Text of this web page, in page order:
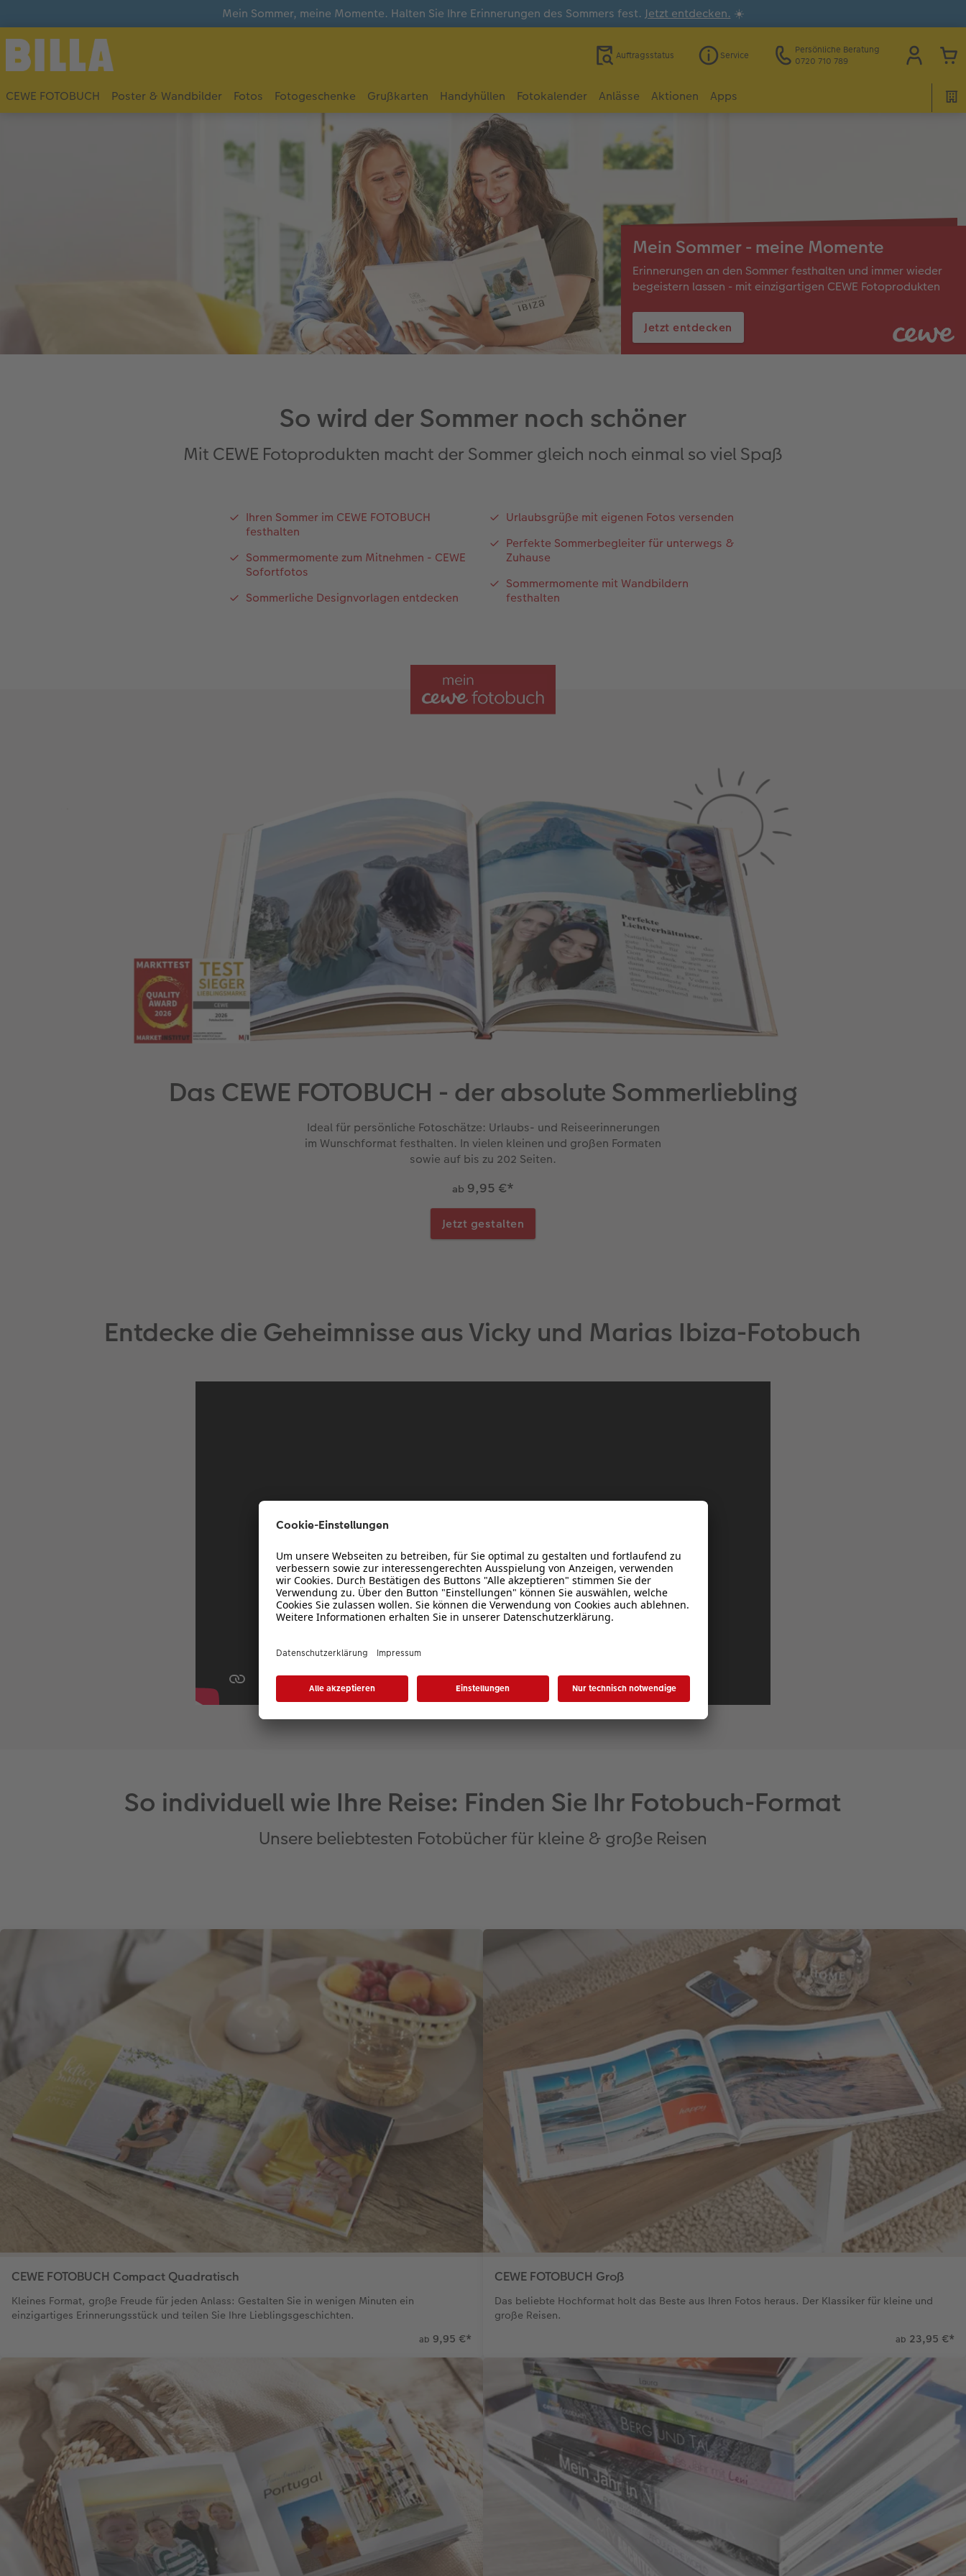
Mein Sommer, meine Momente. Halten Sie Ihre Erinnerungen des Sommers fest. Jetzt entdecken. ☀️
Auftragsstatus Service
Persönliche Beratung
0720 710 789
CEWE FOTOBUCH Poster & Wandbilder Fotos Fotogeschenke Grußkarten Handyhüllen Fotokalender Anlässe Aktionen Apps
Mein Sommer - meine Momente
Erinnerungen an den Sommer festhalten und immer wieder
begeistern lassen - mit einzigartigen CEWE Fotoprodukten
Jetzt entdecken
So wird der Sommer noch schöner
Mit CEWE Fotoprodukten macht der Sommer gleich noch einmal so viel Spaß
Ihren Sommer im CEWE FOTOBUCH
festhalten
Sommermomente zum Mitnehmen - CEWE
Sofortfotos
Sommerliche Designvorlagen entdecken
Urlaubsgrüße mit eigenen Fotos versenden
Perfekte Sommerbegleiter für unterwegs &
Zuhause
Sommermomente mit Wandbildern
festhalten
Das CEWE FOTOBUCH - der absolute Sommerliebling
Ideal für persönliche Fotoschätze: Urlaubs- und Reiseerinnerungen
im Wunschformat festhalten. In vielen kleinen und großen Formaten
sowie auf bis zu 202 Seiten.
ab 9,95 €*
Jetzt gestalten
Entdecke die Geheimnisse aus Vicky und Marias Ibiza-Fotobuch
So individuell wie Ihre Reise: Finden Sie Ihr Fotobuch-Format
Unsere beliebtesten Fotobücher für kleine & große Reisen
CEWE FOTOBUCH Compact Quadratisch
Kleines Format, große Freude für jeden Anlass: Gestalten Sie in wenigen Minuten ein
einzigartiges Erinnerungsstück und teilen Sie Ihre Lieblingsgeschichten.
ab 9,95 €*
CEWE FOTOBUCH Groß
Das beliebte Hochformat holt das Beste aus Ihren Fotos heraus. Der Klassiker für kleine und
große Reisen.
ab 23,95 €*